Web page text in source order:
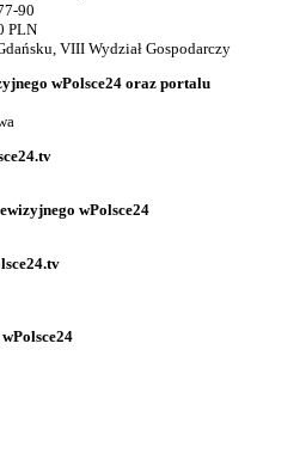
90
PLN
VIII Wydział Gospodarczy
wPolsce24 oraz portalu
wPolsce24